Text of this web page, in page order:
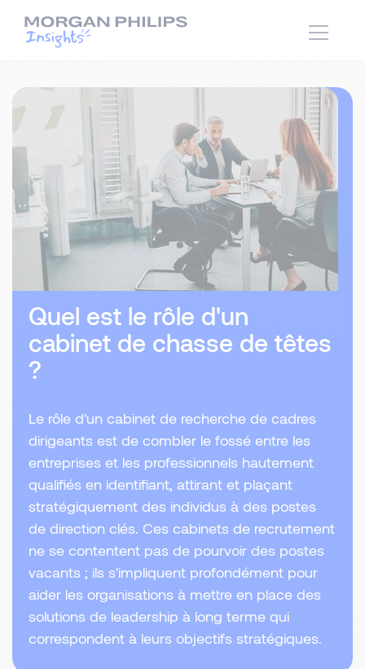
Quel est le rôle d'un
cabinet de chasse de têtes
?
Le rôle d'un cabinet de recherche de cadres
dirigeants est de combler le fossé entre les
entreprises et les professionnels hautement
qualifiés en identifiant, attirant et plaçant
stratégiquement des individus à des postes
de direction clés. Ces cabinets de recrutement
ne se contentent pas de pourvoir des postes
vacants ; ils s'impliquent profondément pour
aider les organisations à mettre en place des
solutions de leadership à long terme qui
correspondent à leurs objectifs stratégiques.